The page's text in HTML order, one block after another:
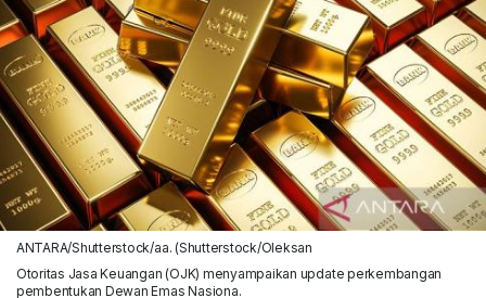
ANTARA/Shutterstock/aa. (Shutterstock/Oleksan
Otoritas Jasa Keuangan (OJK) menyampaikan update perkembangan
pembentukan Dewan Emas Nasiona.